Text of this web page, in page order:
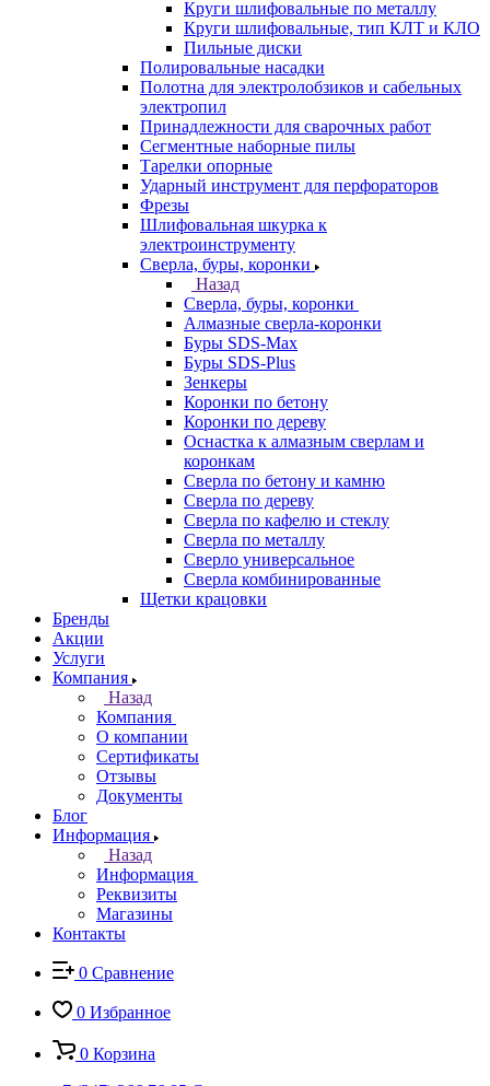
Круги шлифовальные по металлу
Круги шлифовальные, тип КЛТ и КЛО
Пильные диски
Полировальные насадки
Полотна для электролобзиков и сабельных
электропил
Принадлежности для сварочных работ
Сегментные наборные пилы
Тарелки опорные
Ударный инструмент для перфораторов
Фрезы
Шлифовальная шкурка к
электроинструменту
Сверла, буры, коронки
Назад
Сверла, буры, коронки
Алмазные сверла-коронки
Буры SDS-Max
Буры SDS-Plus
Зенкеры
Коронки по бетону
Коронки по дереву
Оснастка к алмазным сверлам и
коронкам
Сверла по бетону и камню
Сверла по дереву
Сверла по кафелю и стеклу
Сверла по металлу
Сверло универсальное
Сверла комбинированные
Щетки крацовки
Бренды
Акции
Услуги
Компания
Назад
Компания
О компании
Сертификаты
Отзывы
Документы
Блог
Информация
Назад
Информация
Реквизиты
Магазины
Контакты
0 Сравнение
0 Избранное
0 Корзина